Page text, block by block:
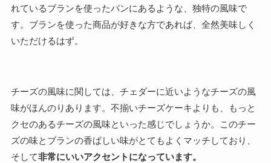
れているブランを使ったパンにあるような、独特の風味で
す。ブランを使った商品が好きな方であれば、全然美味しく
いただけるはず。
チーズの風味に関しては、チェダーに近いようなチーズの風
味がほんのりあります。不揃いチーズケーキよりも、もっと
クセのあるチーズの風味といった感じでしょうか。このチー
ズの味とブランの香ばしい味がとてもよくマッチしており、
そして非常にいいアクセントになっています。